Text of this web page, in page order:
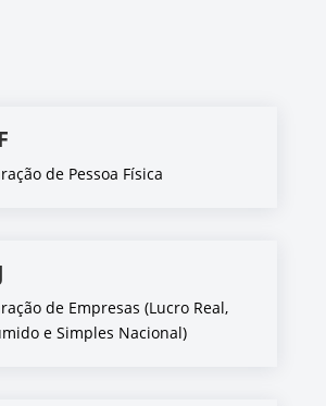
de Pessoa Física
de Empresas (Lucro Real,
e Simples Nacional)